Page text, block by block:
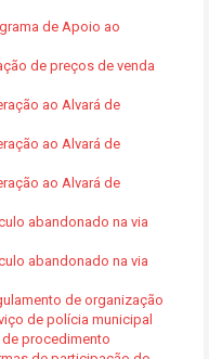
de Apoio ao
de preços de venda
ao Alvará de
ao Alvará de
ao Alvará de
abandonado na via
abandonado na via
de organização
de polícia municipal
de procedimento